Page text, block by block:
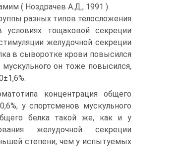
( Ноздрачев А.Д., 1991 ).
разных типов телосложения
тощаковой секреции
желудочной секреции
в сыворотке крови повысился
он тоже повысился,
концентрация общего
у спортсменов мускульного
белка такой же, как и у
желудочной секреции
степени, чем у испытуемых